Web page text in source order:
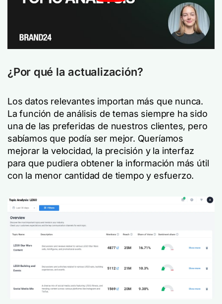
¿Por qué la actualización?
Los datos relevantes importan más que nunca.
La función de análisis de temas siempre ha sido
una de las preferidas de nuestros clientes, pero
sabíamos que podía ser mejor. Queríamos
mejorar la velocidad, la precisión y la interfaz
para que pudiera obtener la información más útil
con la menor cantidad de tiempo y esfuerzo.